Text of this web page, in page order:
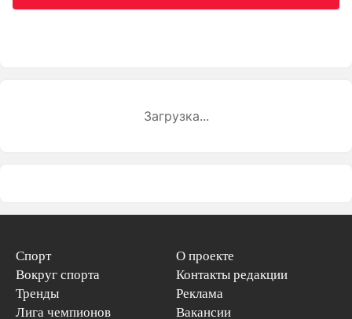
Загрузка...
Спорт
Вокруг спорта
Тренды
Лига чемпионов
О проекте
Контакты редакции
Реклама
Вакансии